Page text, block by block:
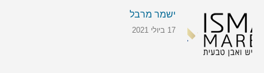
ישמר מרבל
17 ביולי 2021